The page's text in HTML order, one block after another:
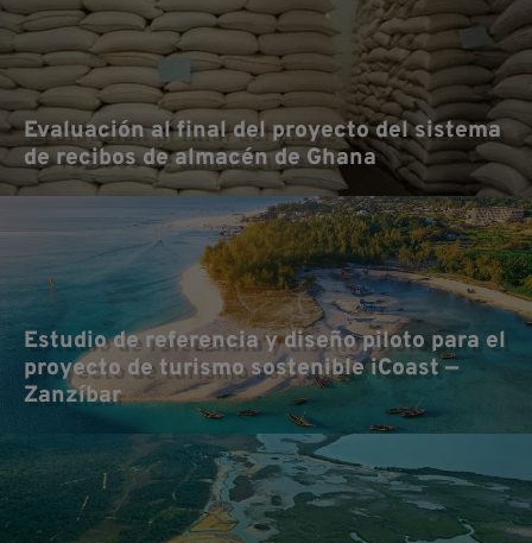
Evaluación al final del proyecto del sistema
de recibos de almacén de Ghana
Estudio de referencia y diseño piloto para el
proyecto de turismo sostenible iCoast —
Zanzíbar